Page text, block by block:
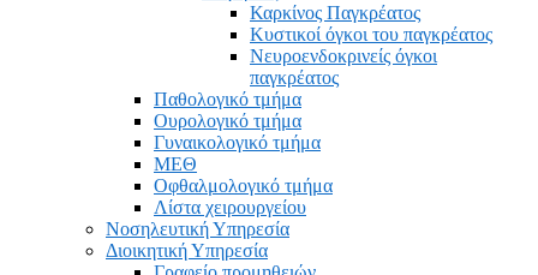
Καρκίνος Παγκρέατος
Κυστικοί όγκοι του παγκρέατος
Νευροενδοκρινείς όγκοι
παγκρέατος
Παθολογικό τμήμα
Ουρολογικό τμήμα
Γυναικολογικό τμήμα
ΜΕΘ
Οφθαλμολογικό τμήμα
Λίστα χειρουργείου
Νοσηλευτική Υπηρεσία
Διοικητική Υπηρεσία